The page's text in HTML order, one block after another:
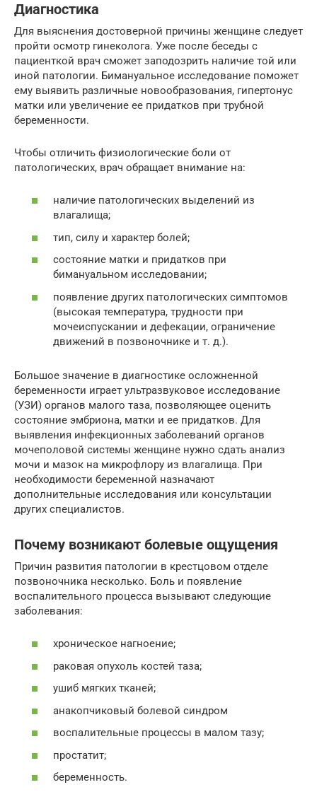
Диагностика
Для выяснения достоверной причины женщине следует
пройти осмотр гинеколога. Уже после беседы с
пациенткой врач сможет заподозрить наличие той или
иной патологии. Бимануальное исследование поможет
ему выявить различные новообразования, гипертонус
матки или увеличение ее придатков при трубной
беременности.
Чтобы отличить физиологические боли от
патологических, врач обращает внимание на:
наличие патологических выделений из
влагалища;
тип, силу и характер болей;
состояние матки и придатков при
бимануальном исследовании;
появление других патологических симптомов
(высокая температура, трудности при
мочеиспускании и дефекации, ограничение
движений в позвоночнике и т. д.).
Большое значение в диагностике осложненной
беременности играет ультразвуковое исследование
(УЗИ) органов малого таза, позволяющее оценить
состояние эмбриона, матки и ее придатков. Для
выявления инфекционных заболеваний органов
мочеполовой системы женщине нужно сдать анализ
мочи и мазок на микрофлору из влагалища. При
необходимости беременной назначают
дополнительные исследования или консультации
других специалистов.
Почему возникают болевые ощущения
Причин развития патологии в крестцовом отделе
позвоночника несколько. Боль и появление
воспалительного процесса вызывают следующие
заболевания:
хроническое нагноение;
раковая опухоль костей таза;
ушиб мягких тканей;
анакопчиковый болевой синдром
воспалительные процессы в малом тазу;
простатит;
беременность.